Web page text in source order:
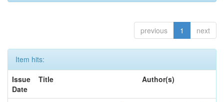
previous 1 next
Item hits:
Issue
Date
Title Author(s)